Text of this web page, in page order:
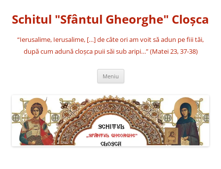
conținut
Schitul "Sfântul Gheorghe" Cloşca
“Ierusalime, Ierusalime, […] de câte ori am voit să adun pe fiii tăi,
după cum adună cloşca puii săi sub aripi…” (Matei 23, 37-38)
Meniu